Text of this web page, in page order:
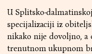
U Splitsko-
specijalizaciji iz
nikako nije dovoljno,
trenutnom ukupnom